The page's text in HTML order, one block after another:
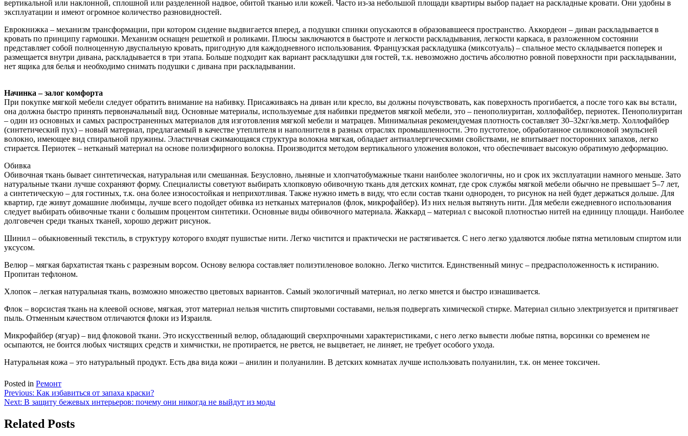
вертикальной или наклонной, сплошной или разделенной надвое, обитой тканью или кожей. Часто из-за небольшой площади квартиры выбор падает на раскладные кровати. Они удобны в
эксплуатации и имеют огромное количество разновидностей.
Еврокнижка – механизм трансформации, при котором сидение выдвигается вперед, а подушки спинки опускаются в образовавшееся пространство. Аккордеон – диван раскладывается в
кровать по принципу гармошки. Механизм оснащен решеткой и роликами. Плюсы заключаются в быстроте и легкости раскладывания, легкости каркаса, в разложенном состоянии
представляет собой полноценную двуспальную кровать, пригодную для каждодневного использования. Французская раскладушка (миксотуаль) – спальное место складывается поперек и
размещается внутри дивана, раскладывается в три этапа. Больше подходит как вариант раскладушки для гостей, т.к. невозможно достичь абсолютно ровной поверхности при раскладывании,
нет ящика для белья и необходимо снимать подушки с дивана при раскладывании.
Начинка – залог комфорта
При покупке мягкой мебели следует обратить внимание на набивку. Присаживаясь на диван или кресло, вы должны почувствовать, как поверхность прогибается, а после того как вы встали,
она должна быстро принять первоначальный вид. Основные материалы, используемые для набивки предметов мягкой мебели, это – пенополиуритан, холлофайбер, периотек. Пенополиуритан
– один из основных и самых распространенных материалов для изготовления мягкой мебели и матрацев. Минимальная рекомендуемая плотность составляет 30–32кг/кв.метр. Холлофайбер
(синтетический пух) – новый материал, предлагаемый в качестве утеплителя и наполнителя в разных отраслях промышленности. Это пустотелое, обработанное силиконовой эмульсией
волокно, имеющее вид спиральной пружины. Эластичная сжимающаяся структура волокна мягкая, обладает антиаллергическими свойствами, не впитывает посторонних запахов, легко
стирается. Периотек – нетканый материал на основе полиэфирного волокна. Производится методом вертикального уложения волокон, что обеспечивает высокую обратимую деформацию.
Обивка
Обивочная ткань бывает синтетическая, натуральная или смешанная. Безусловно, льняные и хлопчатобумажные ткани наиболее экологичны, но и срок их эксплуатации намного меньше. Зато
натуральные ткани лучше сохраняют форму. Специалисты советуют выбирать хлопковую обивочную ткань для детских комнат, где срок службы мягкой мебели обычно не превышает 5–7 лет,
а синтетическую – для гостиных, т.к. она более износостойкая и неприхотливая. Также нужно иметь в виду, что если состав ткани однороден, то рисунок на ней будет держаться дольше. Для
квартир, где живут домашние любимцы, лучше всего подойдет обивка из нетканых материалов (флок, микрофайбер). Из них нельзя вытянуть нити. Для мебели ежедневного использования
следует выбирать обивочные ткани с большим процентом синтетики. Основные виды обивочного материала. Жаккард – материал с высокой плотностью нитей на единицу площади. Наиболее
долговечен среди тканых тканей, хорошо держит рисунок.
Шинил – обыкновенный текстиль, в структуру которого входят пушистые нити. Легко чистится и практически не растягивается. С него легко удаляются любые пятна метиловым спиртом или
уксусом.
Велюр – мягкая бархатистая ткань с разрезным ворсом. Основу велюра составляет полиэтиленовое волокно. Легко чистится. Единственный минус – предрасположенность к истиранию.
Пропитан тефлоном.
Хлопок – легкая натуральная ткань, возможно множество цветовых вариантов. Самый экологичный материал, но легко мнется и быстро изнашивается.
Флок – ворсистая ткань на клеевой основе, мягкая, этот материал нельзя чистить спиртовыми составами, нельзя подвергать химической стирке. Материал сильно электризуется и притягивает
пыль. Отменным качеством отличаются флоки из Израиля.
Микрофайбер (ягуар) – вид флоковой ткани. Это искусственный велюр, обладающий сверхпрочными характеристиками, с него легко вывести любые пятна, ворсинки со временем не
осыпаются, не боится любых чистящих средств и химчистки, не протирается, не рвется, не выцветает, не линяет, не требует особого ухода.
Натуральная кожа – это натуральный продукт. Есть два вида кожи – анилин и полуанилин. В детских комнатах лучше использовать полуанилин, т.к. он менее токсичен.
Posted in Ремонт
Навигация
по
записям
Previous: Как избавиться от запаха краски?
Next: В защиту бежевых интерьеров: почему они никогда не выйдут из моды
Related Posts